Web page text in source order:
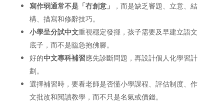
寫作弱通常不是「冇創意」
，而是缺乏審題、立意、結
構、描寫和修辭技巧。
小學呈分試中文重視穩定發揮，孩子需要及早建立語文
底子，而不是臨急抱佛腳。
好的中文專科補習應先診斷問題，再設計個人化學習計
劃。
選擇補習時，要看老師是否懂小學課程、評估制度、作
文批改和閱讀教學，而不只是名氣或價錢。